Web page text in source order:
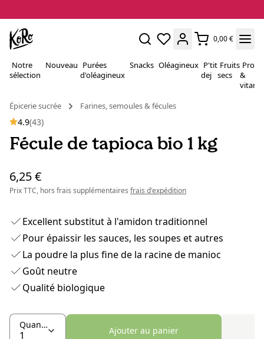
0,00 €
Notre
sélection
Nouveau Purées
d'oléagineux
Snacks Oléagineux P'tit
dej
Fruits
secs
&
Épicerie sucrée
Farines, semoules & fécules
4.9(43)
Fécule de tapioca bio 1 kg
6,25 €
Prix TTC, hors frais supplémentaires frais d'expédition
Excellent substitut à l'amidon traditionnel
Pour épaissir les sauces, les soupes et autres
La poudre la plus fine de la racine de manioc
Goût neutre
Qualité biologique
Quantité
Ajouter au panier